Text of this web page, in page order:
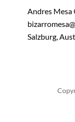
Andres Mesa
Salzburg,